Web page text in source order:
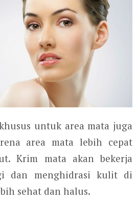
untuk area mata juga
area mata lebih cepat
Krim mata akan bekerja
dan menghidrasi kulit di
sehat dan halus.